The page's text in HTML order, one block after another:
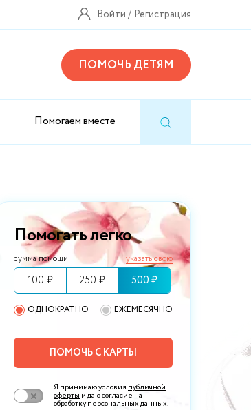
Войти Регистрация
ПОМОЧЬ ДЕТЯМ
Помогаем вместе
Помогать легко
сумма помощи указать свою
100 ₽ 250 ₽ 500 ₽
ОДНОКРАТНО ЕЖЕМЕСЯЧНО
ПОМОЧЬ С КАРТЫ
Я принимаю условия публичной
оферты и даю согласие на
обработкуперсональных данных.